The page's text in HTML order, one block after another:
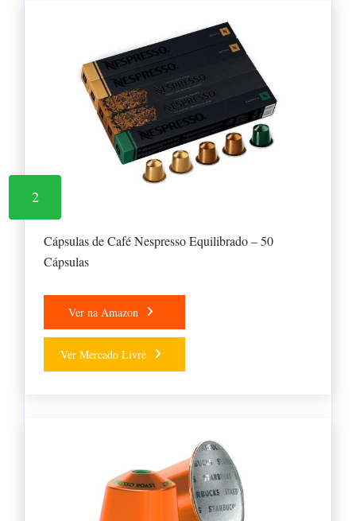
2
Cápsulas de Café Nespresso Equilibrado – 50
Cápsulas
Ver na Amazon
Ver Mercado Livre